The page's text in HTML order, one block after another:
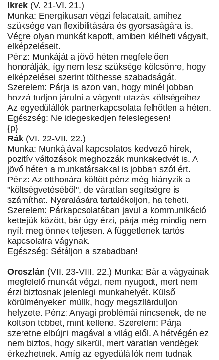
Ikrek (V. 21-VI. 21.)
Munka: Energikusan végzi feladatait, amihez
szüksége van flexibilitására és gyorsaságára is.
Végre olyan munkát kapott, amiben kiélheti vágyait,
elképzeléseit.
Pénz: Munkáját a jövő héten megfelelően
honorálják, így nem lesz szüksége kölcsönre, hogy
elképzelései szerint tölthesse szabadságát.
Szerelem: Párja is azon van, hogy minél jobban
hozzá tudjon járulni a vágyott utazás költségeihez.
Az egyedülállók partnerkapcsolata felhőtlen a héten.
Egészség: Ne idegeskedjen feleslegesen!
{p}
Rák (VI. 22-VII. 22.)
Munka: Munkájával kapcsolatos kedvező hírek,
pozitív változások meghozzák munkakedvét is. A
jövő héten a munkatársakkal is jobban szót ért.
Pénz: Az otthonára költött pénz még hiányzik a
"költségvetéséből", de váratlan segítségre is
számíthat. Nyaralására tartalékoljon, ha teheti.
Szerelem: Párkapcsolatában javul a kommunikáció
kettejük között, bár úgy érzi, párja még mindig nem
nyílt meg önnek teljesen. A függetlenek tartós
kapcsolatra vágynak.
Egészség: Sétáljon a szabadban!
Oroszlán (VII. 23-VIII. 22.) Munka: Bár a vágyainak
megfelelő munkát végzi, nem nyugodt, mert nem
érzi biztosnak jelenlegi munkahelyét. Külső
körülményeken múlik, hogy megszilárduljon
helyzete. Pénz: Anyagi problémái nincsenek, de ne
költsön többet, mint kellene. Szerelem: Párja
szeretne elbújni magával a világ elől. A hétvégén ez
nem biztos, hogy sikerül, mert váratlan vendégek
érkezhetnek. Amíg az egyedülállók nem tudnak